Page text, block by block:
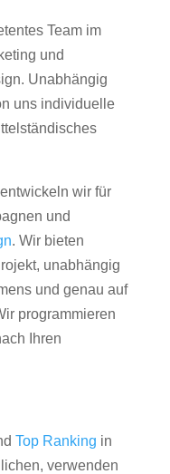
Team im
und
Unabhängig
uns individuelle
wir für
und
. Wir bieten
unabhängig
und genau auf
programmieren
Ihren
Top Ranking in
verwenden